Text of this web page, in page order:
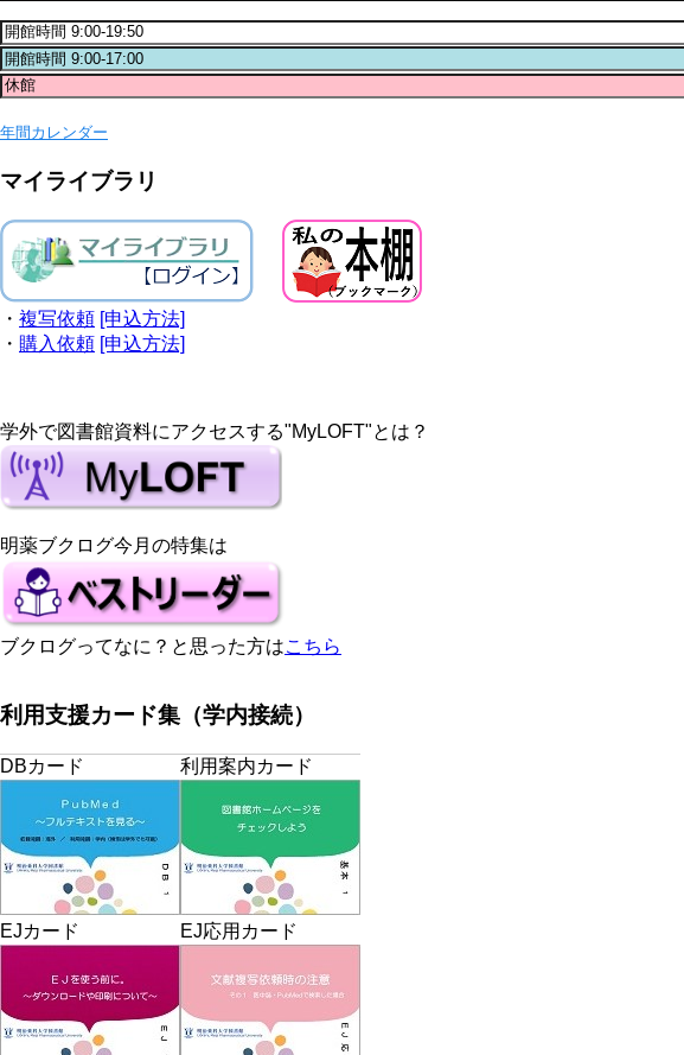
年間カレンダー
マイライブラリ
・ 複写依頼 [申込方法]
・ 購入依頼 [申込方法]
学外で図書館資料にアクセスする"MyLOFT"とは？
明薬ブクログ今月の特集は
ブクログってなに？と思った方はこちら
利用支援カード集（学内接続）
DBカード 利用案内カード
EJカード EJ応用カード